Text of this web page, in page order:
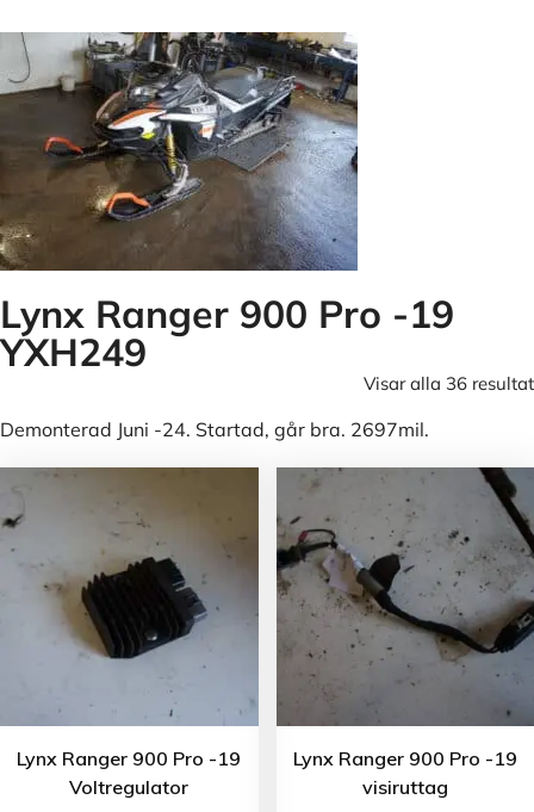
Lynx Ranger 900 Pro -19
YXH249
Visar alla 36 resultat
Demonterad Juni -24. Startad, går bra. 2697mil.
Lynx Ranger 900 Pro -19
Voltregulator
Lynx Ranger 900 Pro -19
visiruttag